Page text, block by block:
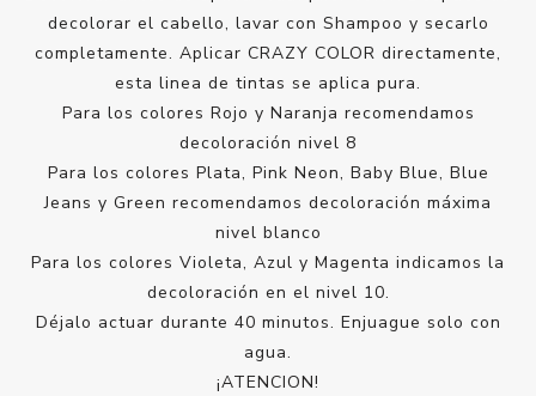
decolorar el cabello, lavar con Shampoo y secarlo
completamente. Aplicar CRAZY COLOR directamente,
esta linea de tintas se aplica pura.
Para los colores Rojo y Naranja recomendamos
decoloración nivel 8
Para los colores Plata, Pink Neon, Baby Blue, Blue
Jeans y Green recomendamos decoloración máxima
nivel blanco
Para los colores Violeta, Azul y Magenta indicamos la
decoloración en el nivel 10.
Déjalo actuar durante 40 minutos. Enjuague solo con
agua.
¡ATENCION!